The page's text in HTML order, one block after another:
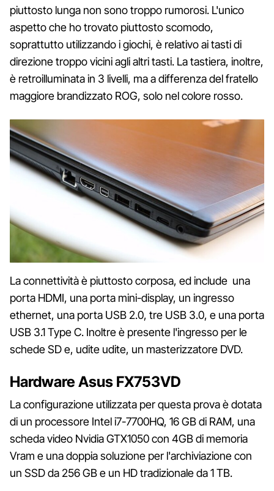
piuttosto lunga non sono troppo rumorosi. L'unico
aspetto che ho trovato piuttosto scomodo,
soprattutto utilizzando i giochi, è relativo ai tasti di
direzione troppo vicini agli altri tasti. La tastiera, inoltre,
è retroilluminata in 3 livelli, ma a differenza del fratello
maggiore brandizzato ROG, solo nel colore rosso.
La connettività è piuttosto corposa, ed include una
porta HDMI, una porta mini-display, un ingresso
ethernet, una porta USB 2.0, tre USB 3.0, e una porta
USB 3.1 Type C. Inoltre è presente l'ingresso per le
schede SD e, udite udite, un masterizzatore DVD.
Hardware Asus FX753VD
La configurazione utilizzata per questa prova è dotata
di un processore Intel i7-7700HQ, 16 GB di RAM, una
scheda video Nvidia GTX1050 con 4GB di memoria
Vram e una doppia soluzione per l'archiviazione con
un SSD da 256 GB e un HD tradizionale da 1 TB.